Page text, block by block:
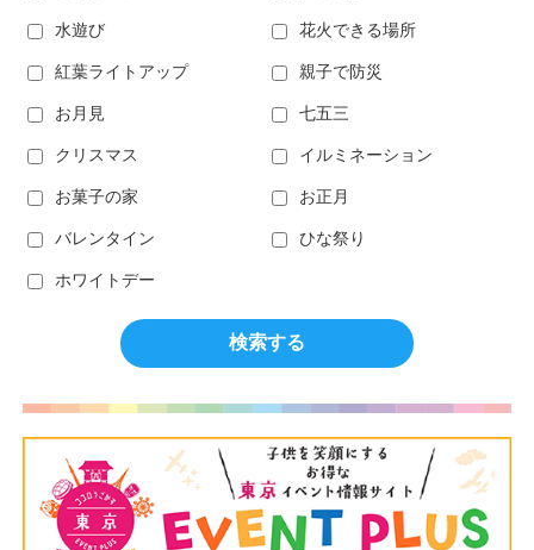
水遊び 花火できる場所
紅葉ライトアップ 親子で防災
お月見 七五三
クリスマス イルミネーション
お菓子の家 お正月
バレンタイン ひな祭り
ホワイトデー